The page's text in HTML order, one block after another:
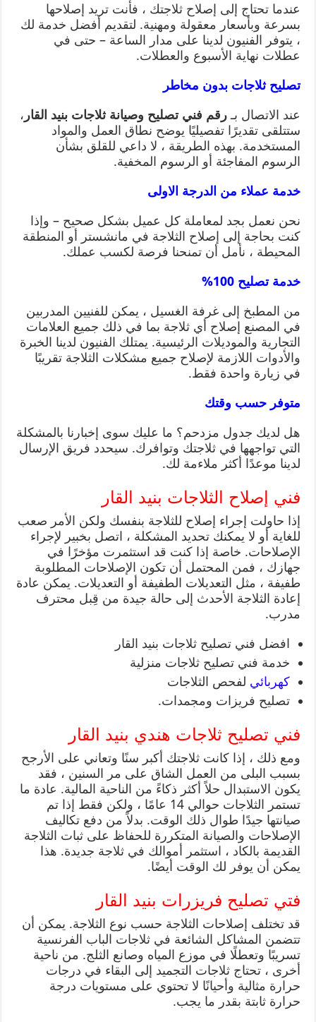
عندما تحتاج إلى إصلاح ثلاجتك ، فأنت تريد إصلاحها
بسرعة وبأسعار معقولة ومهنية. لتقديم أفضل خدمة لك
، يتوفر الفنيون لدينا على مدار الساعة – حتى في
عطلات نهاية الأسبوع والعطلات.
تصليح ثلاجات بدون مخاطر
عند الاتصال بـ رقم فني تصليح وصيانة ثلاجات بنيد القار ،
ستتلقى تقديرًا تفصيليًا يوضح نطاق العمل والمواد
المستخدمة. بهذه الطريقة ، لا داعي للقلق بشأن
الرسوم المفاجئة أو الرسوم المخفية.
خدمة عملاء من الدرجة الاولى
نحن نعمل بجد لمعاملة كل عميل بشكل صحيح – وإذا
كنت بحاجة إلى إصلاح الثلاجة في مانشستر أو المنطقة
المحيطة ، نأمل أن تمنحنا فرصة لكسب عملك.
خدمة تصليح 100%
من المطبخ إلى غرفة الغسيل ، يمكن للفنيين المدربين
في المصنع إصلاح أي ثلاجة بما في ذلك جميع العلامات
التجارية والموديلات الرئيسية. يمتلك الفنيون لدينا الخبرة
والأدوات اللازمة لإصلاح جميع مشكلات الثلاجة تقريبًا
في زيارة واحدة فقط.
متوفر حسب وقتك
هل لديك جدول مزدحم؟ ما عليك سوى إخبارنا بالمشكلة
التي تواجهها في ثلاجتك وتوافرك. سيحدد فريق الإرسال
لدينا موعدًا أكثر ملاءمة لك.
فني إصلاح الثلاجات بنيد القار
إذا حاولت إجراء إصلاح للثلاجة بنفسك ولكن الأمر صعب
للغاية أو لا يمكنك تحديد المشكلة ، اتصل بخبير لإجراء
الإصلاحات. خاصة إذا كنت قد استثمرت مؤخرًا في
جهازك ، فمن المحتمل أن تكون الإصلاحات المطلوبة
طفيفة ، مثل التعديلات الطفيفة أو التعديلات. يمكن عادة
إعادة الثلاجة الأحدث إلى حالة جيدة من قِبل محترف
مدرب.
افضل فني تصليح ثلاجات بنيد القار
خدمة فني تصليح ثلاجات منزلية
كهربائي لفحص الثلاجات
تصليح فريزات ومجمدات.
فني تصليح ثلاجات هندي بنيد القار
ومع ذلك ، إذا كانت ثلاجتك أكبر سنًا وتعاني على الأرجح
بسبب البلى من العمل الشاق على مر السنين ، فقد
يكون الاستبدال حلاً أكثر ذكاءً من الناحية المالية. عادة ما
تستمر الثلاجات حوالي 14 عامًا ، ولكن فقط إذا تم
صيانتها جيدًا طوال ذلك الوقت. بدلاً من دفع تكاليف
الإصلاحات والصيانة المتكررة للحفاظ على ثبات الثلاجة
القديمة بالكاد ، استثمر أموالك في ثلاجة جديدة. هذا
يمكن أن يوفر لك الوقت أيضًا.
فتي تصليح فريزرات بنيد القار
قد تختلف إصلاحات الثلاجة حسب نوع الثلاجة. يمكن أن
تتضمن المشاكل الشائعة في ثلاجات الباب الفرنسية
تسريبًا وتعطلًا في موزع المياه وصانع الثلج. من ناحية
أخرى ، تحتاج ثلاجات التجميد إلى البقاء في درجات
حرارة مثالية وأحيانًا لا تحتوي على مستويات درجة
حرارة ثابتة بقدر ما يجب.